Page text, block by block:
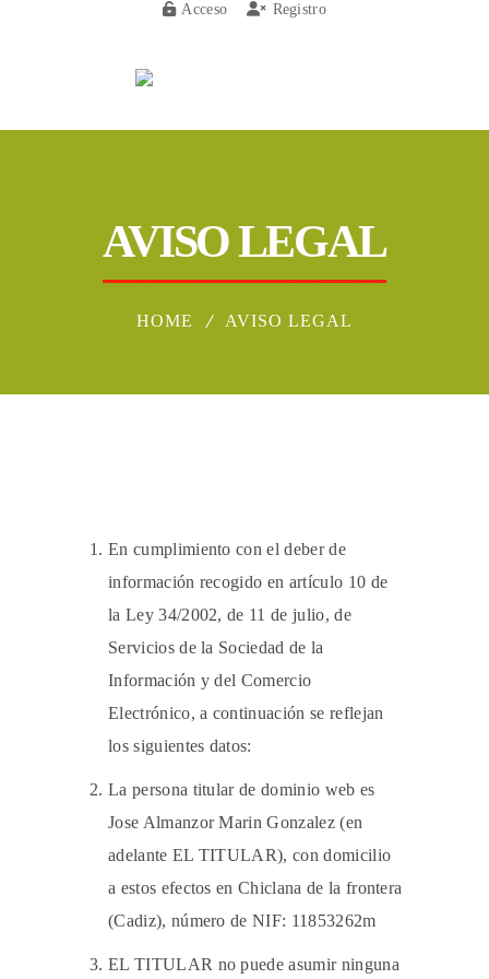
Acceso Registro
AVISO LEGAL
HOME AVISO LEGAL
En cumplimiento con el deber de
información recogido en artículo 10 de
la Ley 34/2002, de 11 de julio, de
Servicios de la Sociedad de la
Información y del Comercio
Electrónico, a continuación se reflejan
los siguientes datos:
La persona titular de dominio web es
Jose Almanzor Marin Gonzalez (en
adelante EL TITULAR), con domicilio
a estos efectos en Chiclana de la frontera
(Cadiz), número de NIF: 11853262m
EL TITULAR no puede asumir ninguna